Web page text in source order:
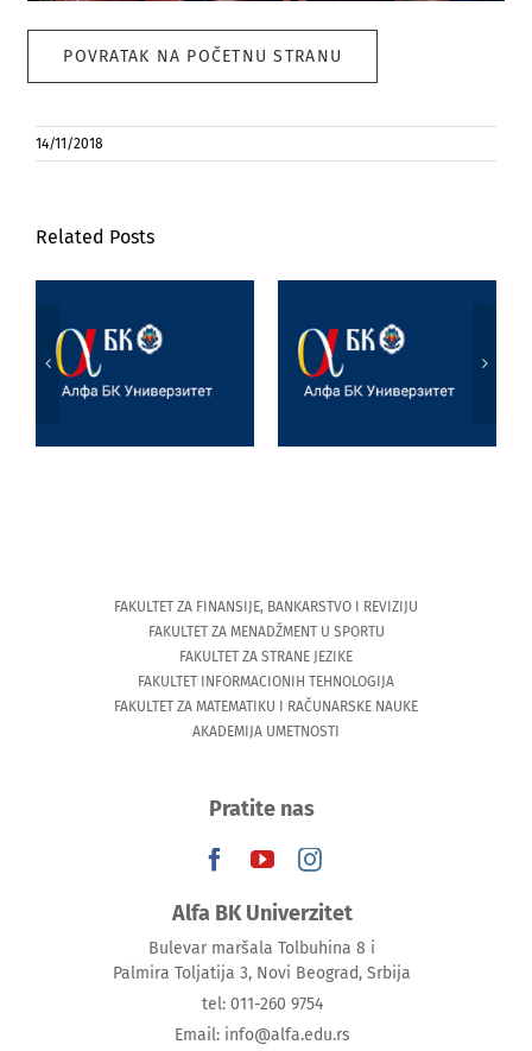
POVRATAK NA POČETNU STRANU
14/11/2018
Related Posts
Univerziteta
učestvovali na
međunarodnom
praznik u
anglofonoj
kulturi, umetnički
FAKULTET ZA FINANSIJE, BANKARSTVO I REVIZIJU
FAKULTET ZA MENADŽMENT U SPORTU
FAKULTET ZA STRANE JEZIKE
FAKULTET INFORMACIONIH TEHNOLOGIJA
FAKULTET ZA MATEMATIKU I RAČUNARSKE NAUKE
AKADEMIJA UMETNOSTI
Pratite nas
Alfa BK Univerzitet
Bulevar maršala Tolbuhina 8 i
Palmira Toljatija 3, Novi Beograd, Srbija
tel: 011-260 9754
Email: info@alfa.edu.rs